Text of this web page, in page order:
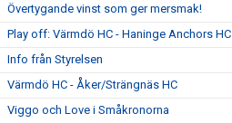
Övertygande vinst som ger mersmak!
Play off: Värmdö HC - Haninge Anchors HC
Info från Styrelsen
Värmdö HC - Åker/Strängnäs HC
Viggo och Love i Småkronorna